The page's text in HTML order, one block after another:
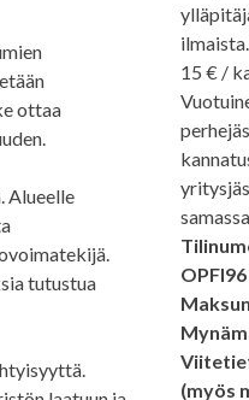
ottaa
Alueelle
tutustua
15 € /
(myös